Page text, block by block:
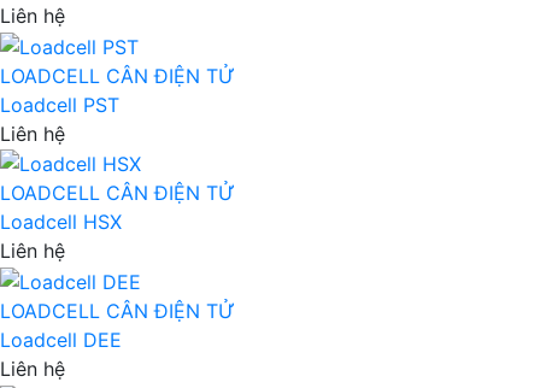
Liên hệ
LOADCELL CÂN ĐIỆN TỬ
Loadcell PST
Liên hệ
LOADCELL CÂN ĐIỆN TỬ
Loadcell HSX
Liên hệ
LOADCELL CÂN ĐIỆN TỬ
Loadcell DEE
Liên hệ